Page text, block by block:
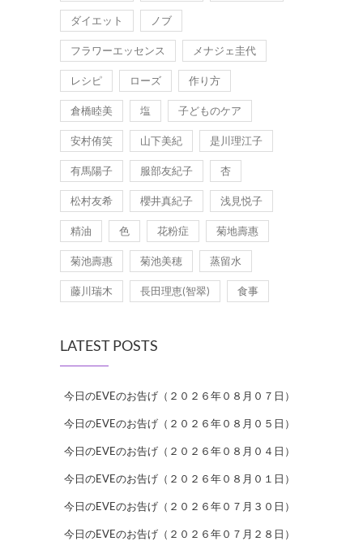
ダイエット ノブ
フラワーエッセンス メナジェ圭代
レシピ ローズ 作り方
倉橋睦美 塩 子どものケア
安村侑笑 山下美紀 是川理江子
有馬陽子 服部友紀子 杏
松村友希 櫻井真紀子 浅見悦子
精油 色 花粉症 菊地壽惠
菊池壽惠 菊池美穂 蒸留水
藤川瑞木 長田理恵(智翠) 食事
LATEST POSTS
今日のEVEのお告げ（２０２６年０８月０７日）
今日のEVEのお告げ（２０２６年０８月０５日）
今日のEVEのお告げ（２０２６年０８月０４日）
今日のEVEのお告げ（２０２６年０８月０１日）
今日のEVEのお告げ（２０２６年０７月３０日）
今日のEVEのお告げ（２０２６年０７月２８日）